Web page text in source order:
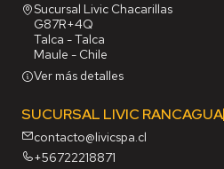
Sucursal Livic Chacarillas
G87R+4Q
Talca - Talca
Maule - Chile
Ver más detalles
SUCURSAL LIVIC RANCAGUA
contacto@livicspa.cl
+56722218871